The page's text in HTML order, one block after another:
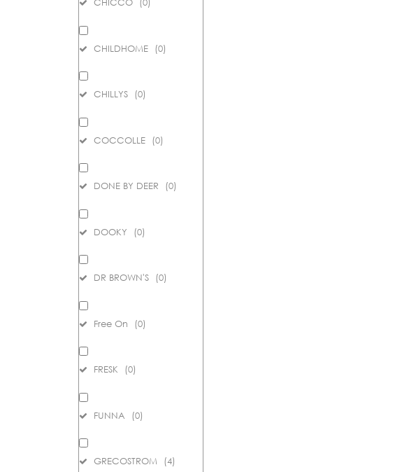
CHICCO (0)
CHILDHOME (0)
CHILLYS (0)
COCCOLLE (0)
DONE BY DEER (0)
DOOKY (0)
DR BROWN'S (0)
Free On (0)
FRESK (0)
FUNNA (0)
GRECOSTROM (4)